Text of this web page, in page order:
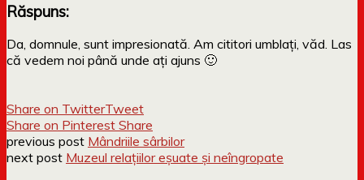
Răspuns:
Da, domnule, sunt impresionată. Am cititori umblați, văd. Las
că vedem noi până unde ați ajuns 🙂
Share on TwitterTweet
Share on Pinterest Share
previous post Mândriile sârbilor
next post Muzeul relațiilor eșuate și neîngropate